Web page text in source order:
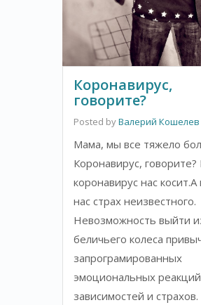
Коронавирус,
говорите?
Posted byВалерий Кошелев
Мама, мы все тяжело
Коронавирус,
коронавирус нас косит.А
нас страх неизвестного.
Невозможность выйти
беличьего колеса
запрограмированных
эмоциональных
зависимостей и страхов.